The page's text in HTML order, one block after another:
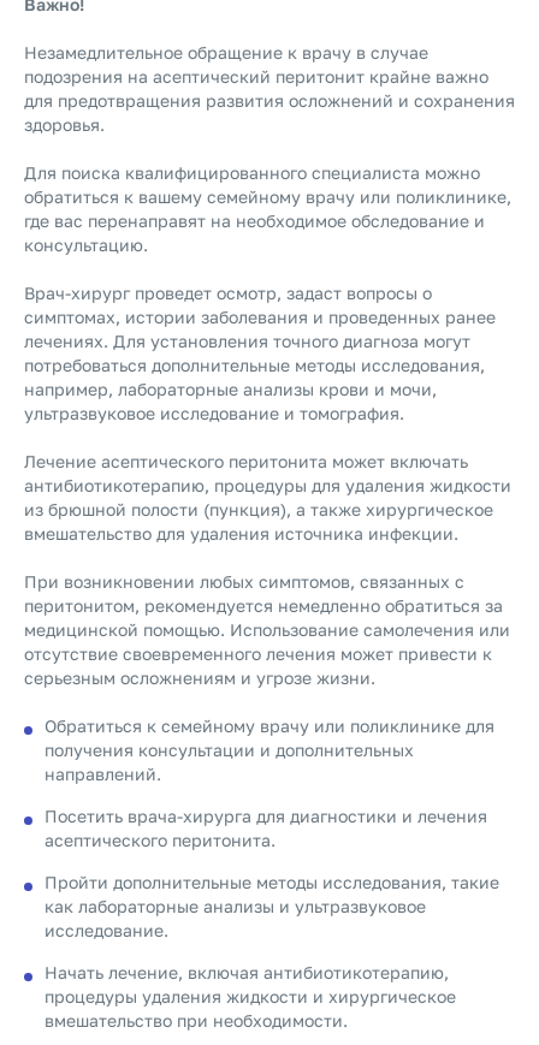
Важно!
Незамедлительное обращение к врачу в случае
подозрения на асептический перитонит крайне важно
для предотвращения развития осложнений и сохранения
здоровья.
Для поиска квалифицированного специалиста можно
обратиться к вашему семейному врачу или поликлинике,
где вас перенаправят на необходимое обследование и
консультацию.
Врач-хирург проведет осмотр, задаст вопросы о
симптомах, истории заболевания и проведенных ранее
лечениях. Для установления точного диагноза могут
потребоваться дополнительные методы исследования,
например, лабораторные анализы крови и мочи,
ультразвуковое исследование и томография.
Лечение асептического перитонита может включать
антибиотикотерапию, процедуры для удаления жидкости
из брюшной полости (пункция), а также хирургическое
вмешательство для удаления источника инфекции.
При возникновении любых симптомов, связанных с
перитонитом, рекомендуется немедленно обратиться за
медицинской помощью. Использование самолечения или
отсутствие своевременного лечения может привести к
серьезным осложнениям и угрозе жизни.
Обратиться к семейному врачу или поликлинике для
получения консультации и дополнительных
направлений.
Посетить врача-хирурга для диагностики и лечения
асептического перитонита.
Пройти дополнительные методы исследования, такие
как лабораторные анализы и ультразвуковое
исследование.
Начать лечение, включая антибиотикотерапию,
процедуры удаления жидкости и хирургическое
вмешательство при необходимости.